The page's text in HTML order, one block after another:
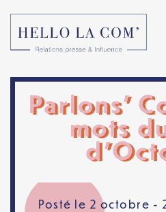
Parlons’
mots
Posté le 2 octobre -